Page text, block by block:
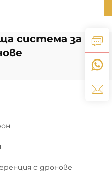
система за
с дронове